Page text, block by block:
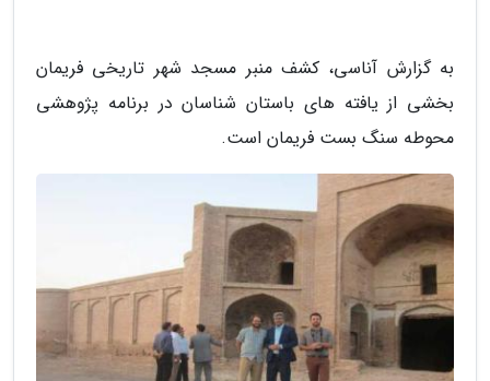
به گزارش آناسی، کشف منبر مسجد شهر تاریخی فریمان
بخشی از یافته های باستان شناسان در برنامه پژوهشی
محوطه سنگ بست فریمان است.